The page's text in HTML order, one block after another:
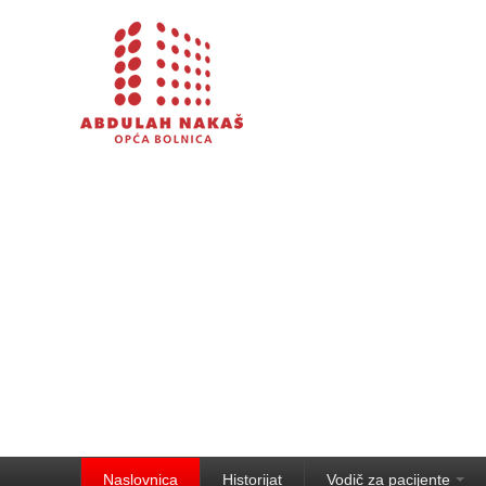
Naslovnica Historijat Vodič za pacijente